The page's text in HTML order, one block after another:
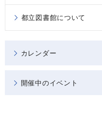
都立図書館について
カレンダー
開催中のイベント